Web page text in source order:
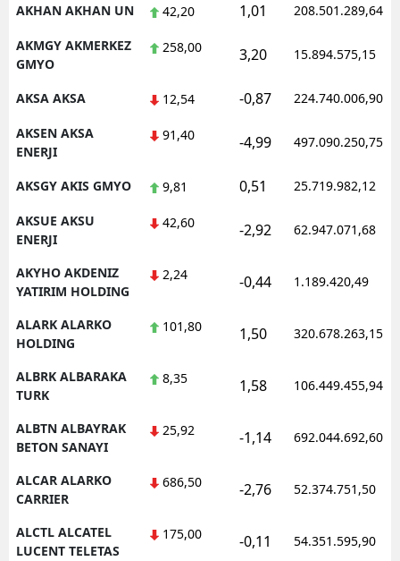
AKHAN AKHAN UN 42,20 1,01 208.501.289,64
AKMGY AKMERKEZ
GMYO
258,00 3,20 15.894.575,15
AKSA AKSA 12,54 -0,87 224.740.006,90
AKSEN AKSA
ENERJI
91,40 -4,99 497.090.250,75
AKSGY AKIS GMYO 9,81 0,51 25.719.982,12
AKSUE AKSU
ENERJI
42,60 -2,92 62.947.071,68
AKYHO AKDENIZ
YATIRIM HOLDING
2,24 -0,44 1.189.420,49
ALARK ALARKO
HOLDING
101,80 1,50 320.678.263,15
ALBRK ALBARAKA
TURK
8,35 1,58 106.449.455,94
ALBTN ALBAYRAK
BETON SANAYI
25,92 -1,14 692.044.692,60
ALCAR ALARKO
CARRIER
686,50 -2,76 52.374.751,50
ALCTL ALCATEL
LUCENT TELETAS
175,00 -0,11 54.351.595,90